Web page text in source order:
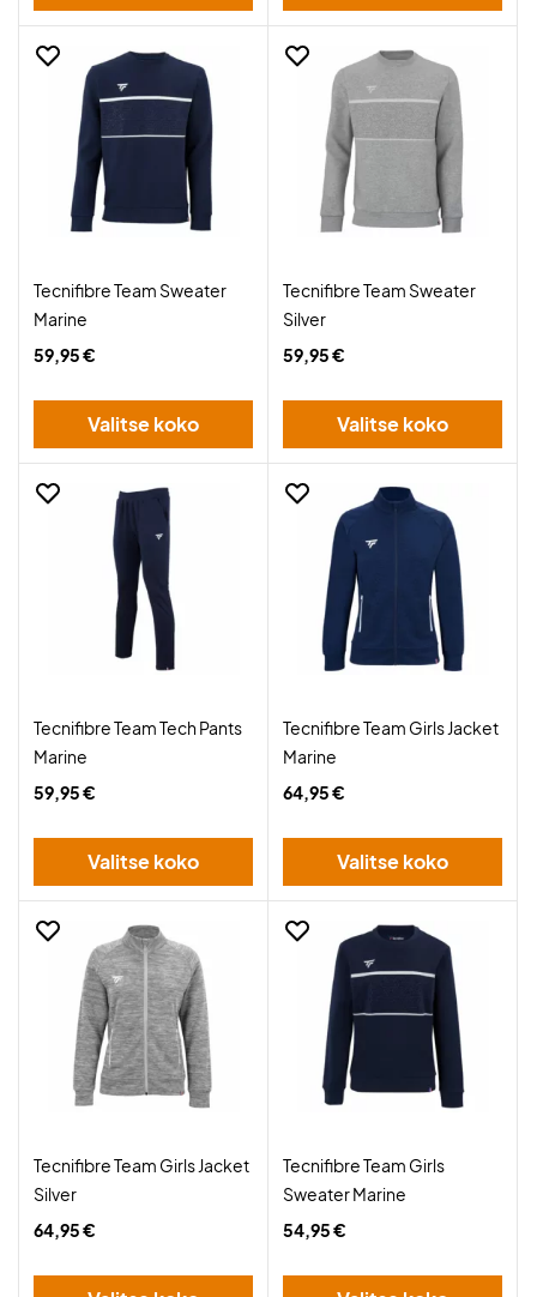
Tecnifibre Team Sweater
Marine
59,95 €
Valitse koko
Tecnifibre Team Sweater
Silver
59,95 €
Valitse koko
Tecnifibre Team Tech Pants
Marine
59,95 €
Valitse koko
Tecnifibre Team Girls Jacket
Marine
64,95 €
Valitse koko
Tecnifibre Team Girls Jacket
Silver
64,95 €
Tecnifibre Team Girls
Sweater Marine
54,95 €